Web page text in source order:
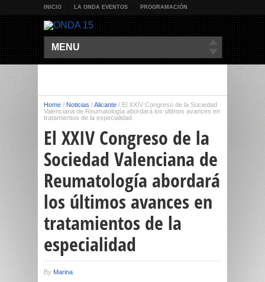
INICIO LA ONDA EVENTOS PROGRAMACIÓN
MENU
Home / Noticias /Alicante / El XXIV Congreso de la Sociedad
Valenciana de Reumatología abordará los últimos avances en
tratamientos de la especialidad
El XXIV Congreso de la
Sociedad Valenciana de
Reumatología abordará
los últimos avances en
tratamientos de la
especialidad
By Marina